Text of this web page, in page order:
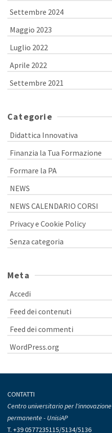
Settembre 2024
Maggio 2023
Luglio 2022
Aprile 2022
Settembre 2021
Categorie
Didattica Innovativa
Finanzia la Tua Formazione
Formare la PA
NEWS
NEWS CALENDARIO CORSI
Privacy e Cookie Policy
Senza categoria
Meta
Accedi
Feed dei contenuti
Feed dei commenti
WordPress.org
CONTATTI
Centro universitario per
permanente - UnisiAP
T. +39 0577235115/5134/5136